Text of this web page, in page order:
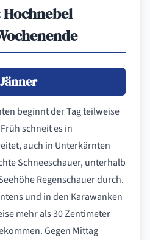
beginnt der Tag teilweise
schneit es in
auch in Unterkärnten
Schneeschauer, unterhalb
Regenschauer durch.
und in den Karawanken
mehr als 30 Zentimeter
Gegen Mittag